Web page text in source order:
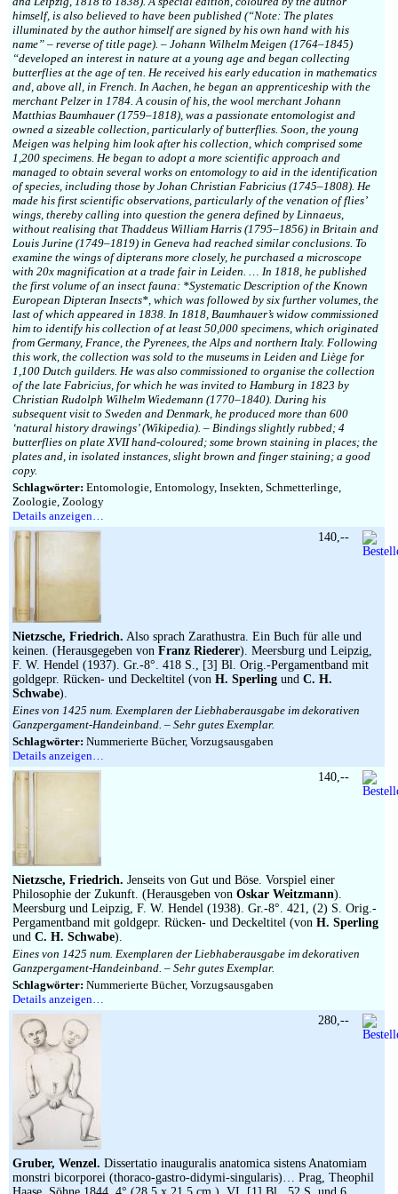
himself, is also believed to have been published (“Note: The plates
illuminated by the author himself are signed by his own hand with his
name” – reverse of title page). – Johann Wilhelm Meigen (1764–1845)
“developed an interest in nature at a young age and began collecting
butterflies at the age of ten. He received his early education in mathematics
and, above all, in French. In Aachen, he began an apprenticeship with the
merchant Pelzer in 1784. A cousin of his, the wool merchant Johann
Matthias Baumhauer (1759–1818), was a passionate entomologist and
owned a sizeable collection, particularly of butterflies. Soon, the young
Meigen was helping him look after his collection, which comprised some
1,200 specimens. He began to adopt a more scientific approach and
managed to obtain several works on entomology to aid in the identification
of species, including those by Johan Christian Fabricius (1745–1808). He
made his first scientific observations, particularly of the venation of flies’
wings, thereby calling into question the genera defined by Linnaeus,
without realising that Thaddeus William Harris (1795–1856) in Britain and
Louis Jurine (1749–1819) in Geneva had reached similar conclusions. To
examine the wings of dipterans more closely, he purchased a microscope
with 20x magnification at a trade fair in Leiden. … In 1818, he published
the first volume of an insect fauna: *Systematic Description of the Known
European Dipteran Insects*, which was followed by six further volumes, the
last of which appeared in 1838. In 1818, Baumhauer’s widow commissioned
him to identify his collection of at least 50,000 specimens, which originated
from Germany, France, the Pyrenees, the Alps and northern Italy. Following
this work, the collection was sold to the museums in Leiden and Liège for
1,100 Dutch guilders. He was also commissioned to organise the collection
of the late Fabricius, for which he was invited to Hamburg in 1823 by
Christian Rudolph Wilhelm Wiedemann (1770–1840). During his
subsequent visit to Sweden and Denmark, he produced more than 600
‘natural history drawings’ (Wikipedia). – Bindings slightly rubbed; 4
butterflies on plate XVII hand-coloured; some brown staining in places; the
plates and, in isolated instances, slight brown and finger staining; a good
copy.
Schlagwörter: Entomologie, Entomology, Insekten, Schmetterlinge,
Zoologie, Zoology
Details anzeigen…
Nietzsche, Friedrich. Also sprach Zarathustra. Ein Buch für alle und
keinen. (Herausgegeben von Franz Riederer). Meersburg und Leipzig,
F. W. Hendel (1937). Gr.-8°. 418 S., [3] Bl. Orig.-Pergamentband mit
goldgepr. Rücken- und Deckeltitel (von H. Sperling und C. H.
Schwabe).
Eines von 1425 num. Exemplaren der Liebhaberausgabe im dekorativen
Ganzpergament-Handeinband. – Sehr gutes Exemplar.
Schlagwörter: Nummerierte Bücher, Vorzugsausgaben
Details anzeigen…
140,--
Nietzsche, Friedrich. Jenseits von Gut und Böse. Vorspiel einer
Philosophie der Zukunft. (Herausgeben von Oskar Weitzmann).
Meersburg und Leipzig, F. W. Hendel (1938). Gr.-8°. 421, (2) S. Orig.-
Pergamentband mit goldgepr. Rücken- und Deckeltitel (von H. Sperling
und C. H. Schwabe).
Eines von 1425 num. Exemplaren der Liebhaberausgabe im dekorativen
Ganzpergament-Handeinband. – Sehr gutes Exemplar.
Schlagwörter: Nummerierte Bücher, Vorzugsausgaben
Details anzeigen…
140,--
Gruber, Wenzel. Dissertatio inauguralis anatomica sistens Anatomiam
monstri bicorporei (thoraco-gastro-didymi-singularis)… Prag, Theophil
280,--